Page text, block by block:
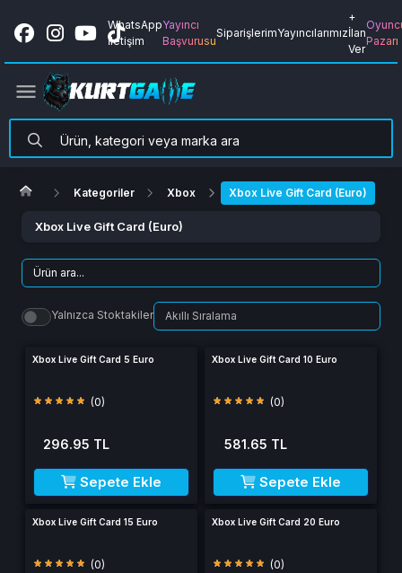
WhatsApp
İletişim
Yayıncı
Başvurusu
SiparişlerimYayıncılarımız
+
İlan
Ver
Pazarı
Kategoriler Xbox Xbox Live Gift Card (Euro)
Xbox Live Gift Card (Euro)
Yalnızca Stoktakiler
Xbox Live Gift Card 5 Euro
(0)
296.95 TL
Sepete Ekle
Xbox Live Gift Card 10 Euro
(0)
581.65 TL
Sepete Ekle
Xbox Live Gift Card 15 Euro
(0)
Xbox Live Gift Card 20 Euro
(0)